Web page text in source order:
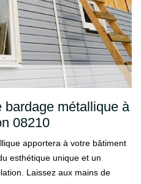
bardage métallique à
08210
apportera à votre bâtiment
esthétique unique et un
Laissez aux mains de